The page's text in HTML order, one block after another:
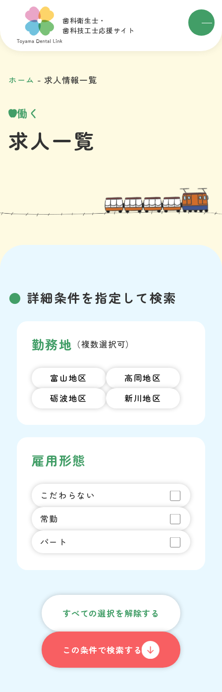
歯科衛生士・
歯科技工士応援サイト
ホーム 求人情報一覧
働く
求人一覧
詳細条件を指定して検索
勤務地 （複数選択可）
富山地区
高岡地区
砺波地区
新川地区
雇用形態
こだわらない
常勤
パート
すべての選択を解除する
この条件で検索する